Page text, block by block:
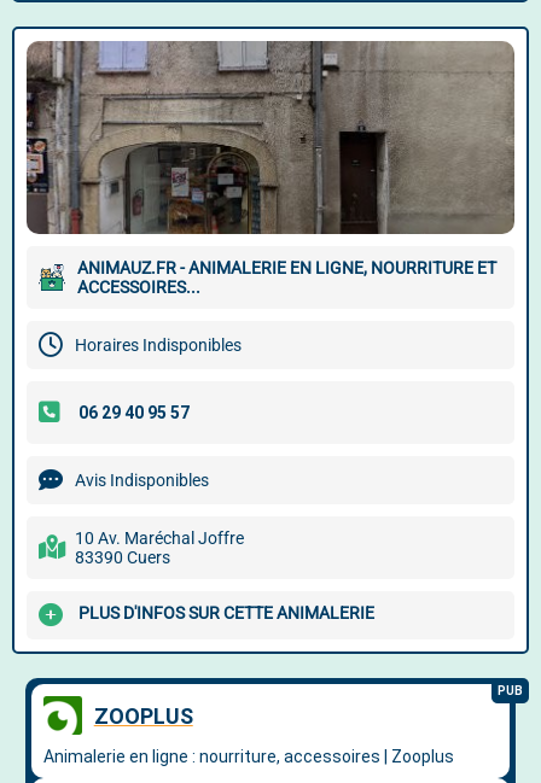
ANIMAUZ.FR - ANIMALERIE EN LIGNE, NOURRITURE ET
ACCESSOIRES...
Horaires Indisponibles
Avis Indisponibles
10 Av. Maréchal Joffre
83390 Cuers
PLUS D'INFOS SUR CETTE ANIMALERIE